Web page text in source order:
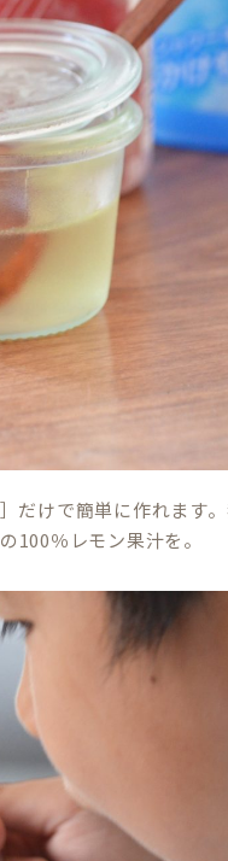
だけで簡単に作れます
100％レモン果汁を。